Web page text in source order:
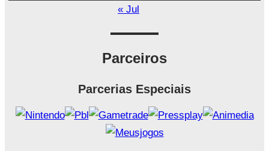
« Jul
Parceiros
Parcerias Especiais